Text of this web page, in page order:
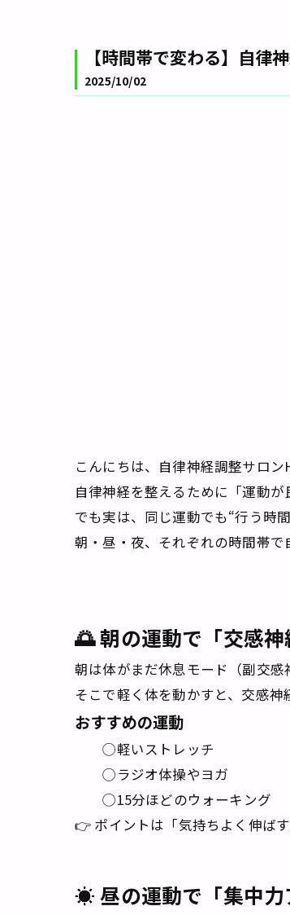
【時間帯で変わる】自
2025/10/02
こんにちは、自律神経調整サロン
自律神経を整えるために「運動が
でも実は、同じ運動でも“行う時
朝・昼・夜、それぞれの時間帯で
🌅 朝の運動で「交感
朝は体がまだ休息モード（副交感
そこで軽く体を動かすと、交感神
おすすめの運動
◯軽いストレッチ
◯ラジオ体操やヨガ
◯15分ほどのウォーキング
👉 ポイントは「気持ちよく伸ば
☀️ 昼の運動で「集中力